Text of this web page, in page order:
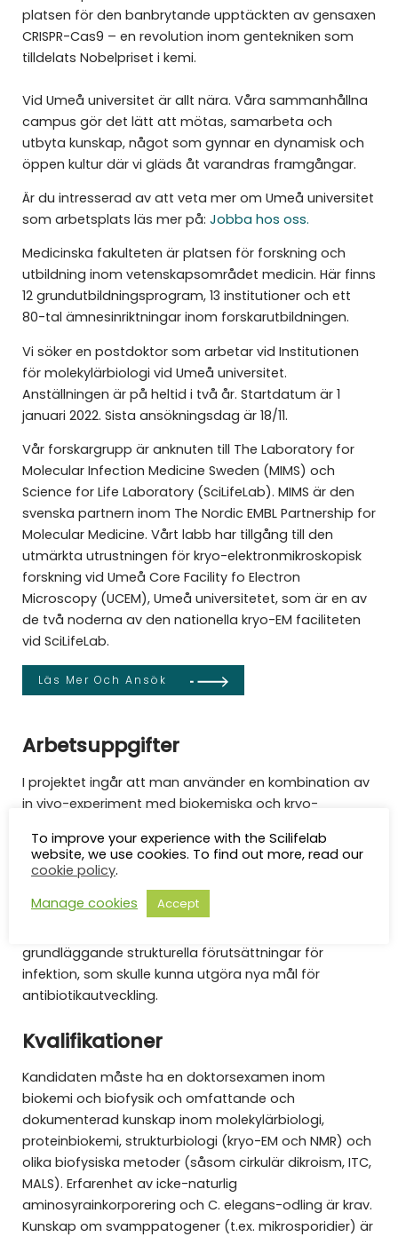
platsen för den banbrytande upptäckten av gensaxen
CRISPR-Cas9 – en revolution inom gentekniken som
tilldelats Nobelpriset i kemi.
Vid Umeå universitet är allt nära. Våra sammanhållna
campus gör det lätt att mötas, samarbeta och
utbyta kunskap, något som gynnar en dynamisk och
öppen kultur där vi gläds åt varandras framgångar.
Är du intresserad av att veta mer om Umeå universitet
som arbetsplats läs mer på: Jobba hos oss.
Medicinska fakulteten är platsen för forskning och
utbildning inom vetenskapsområdet medicin. Här finns
12 grundutbildningsprogram, 13 institutioner och ett
80-tal ämnesinriktningar inom forskarutbildningen.
Vi söker en postdoktor som arbetar vid Institutionen
för molekylärbiologi vid Umeå universitet.
Anställningen är på heltid i två år. Startdatum är 1
januari 2022. Sista ansökningsdag är 18/11.
Vår forskargrupp är anknuten till The Laboratory for
Molecular Infection Medicine Sweden (MIMS) och
Science for Life Laboratory (SciLifeLab). MIMS är den
svenska partnern inom The Nordic EMBL Partnership for
Molecular Medicine. Vårt labb har tillgång till den
utmärkta utrustningen för kryo-elektronmikroskopisk
forskning vid Umeå Core Facility fo Electron
Microscopy (UCEM), Umeå universitetet, som är en av
de två noderna av den nationella kryo-EM faciliteten
vid SciLifeLab.
Läs Mer Och Ansök
Arbetsuppgifter
I projektet ingår att man använder en kombination av
in vivo-experiment med biokemiska och kryo-
makromolekylära komplex av en patogen organism
(microsporidia) med en specifik infektionsstrategi.
Målsättningen är att tillhandahålla makromolekylära
baskunskaper om en avgörande mekanism i
grundläggande strukturella förutsättningar för
infektion, som skulle kunna utgöra nya mål för
antibiotikautveckling.
Kvalifikationer
Kandidaten måste ha en doktorsexamen inom
biokemi och biofysik och omfattande och
dokumenterad kunskap inom molekylärbiologi,
proteinbiokemi, strukturbiologi (kryo-EM och NMR) och
olika biofysiska metoder (såsom cirkulär dikroism, ITC,
MALS). Erfarenhet av icke-naturlig
aminosyrainkorporering och C. elegans-odling är krav.
Kunskap om svamppatogener (t.ex. mikrosporidier) är
To improve your experience with the Scilifelab
website, we use cookies. To find out more, read our
cookie policy.
Manage cookies
Accept